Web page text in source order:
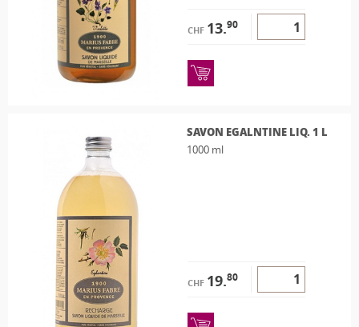
CHF 13.90
SAVON EGALNTINE LIQ. 1 L
1000 ml
CHF 19.80